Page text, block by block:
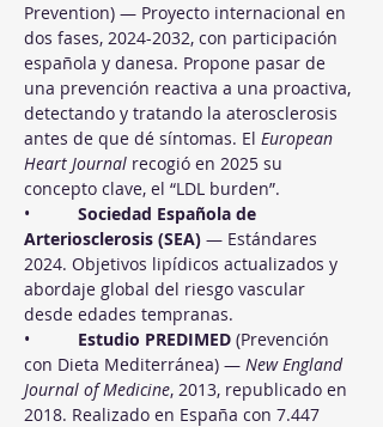
Prevention) — Proyecto internacional en
dos fases, 2024-2032, con participación
española y danesa. Propone pasar de
una prevención reactiva a una proactiva,
detectando y tratando la aterosclerosis
antes de que dé síntomas. El European
Heart Journal recogió en 2025 su
concepto clave, el “LDL burden”.
• Sociedad Española de
Arteriosclerosis (SEA) — Estándares
2024. Objetivos lipídicos actualizados y
abordaje global del riesgo vascular
desde edades tempranas.
• Estudio PREDIMED (Prevención
con Dieta Mediterránea) — New England
Journal of Medicine, 2013, republicado en
2018. Realizado en España con 7.447